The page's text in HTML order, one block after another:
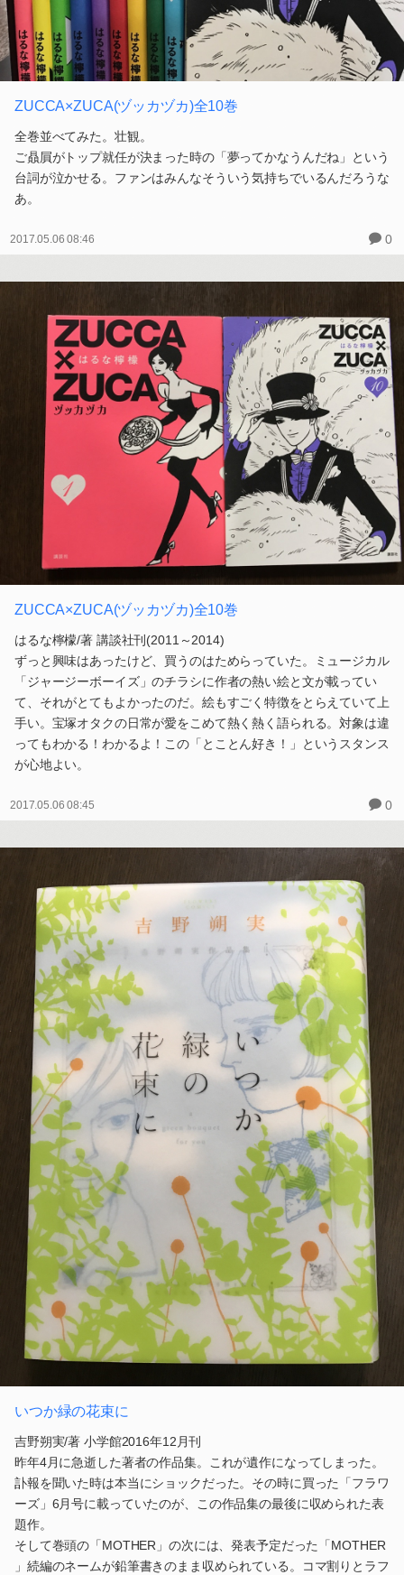
ZUCCA×ZUCA(ヅッカヅカ)全10巻
全巻並べてみた。壮観。
ご贔屓がトップ就任が決まった時の「夢ってかなうんだね」という
台詞が泣かせる。ファンはみんなそういう気持ちでいるんだろうな
あ。
2017.05.06 08:46 0
ZUCCA×ZUCA(ヅッカヅカ)全10巻
はるな檸檬/著 講談社刊(2011～2014)
ずっと興味はあったけど、買うのはためらっていた。ミュージカル
「ジャージーボーイズ」のチラシに作者の熱い絵と文が載ってい
て、それがとてもよかったのだ。絵もすごく特徴をとらえていて上
手い。宝塚オタクの日常が愛をこめて熱く熱く語られる。対象は違
ってもわかる！わかるよ！この「とことん好き！」というスタンス
が心地よい。
2017.05.06 08:45 0
いつか緑の花束に
吉野朔実/著 小学館2016年12月刊
昨年4月に急逝した著者の作品集。これが遺作になってしまった。
訃報を聞いた時は本当にショックだった。その時に買った「フラワ
ーズ」6月号に載っていたのが、この作品集の最後に収められた表
題作。
そして巻頭の「MOTHER」の次には、発表予定だった「MOTHER
」続編のネームが鉛筆書きのまま収められている。コマ割りとラフ